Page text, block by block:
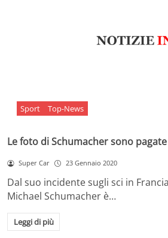
Sport Top-News
Le foto di Schumacher sono
Super Car 23 Gennaio 2020
Dal suo incidente sugli sci in
Michael Schumacher è…
Leggi di più